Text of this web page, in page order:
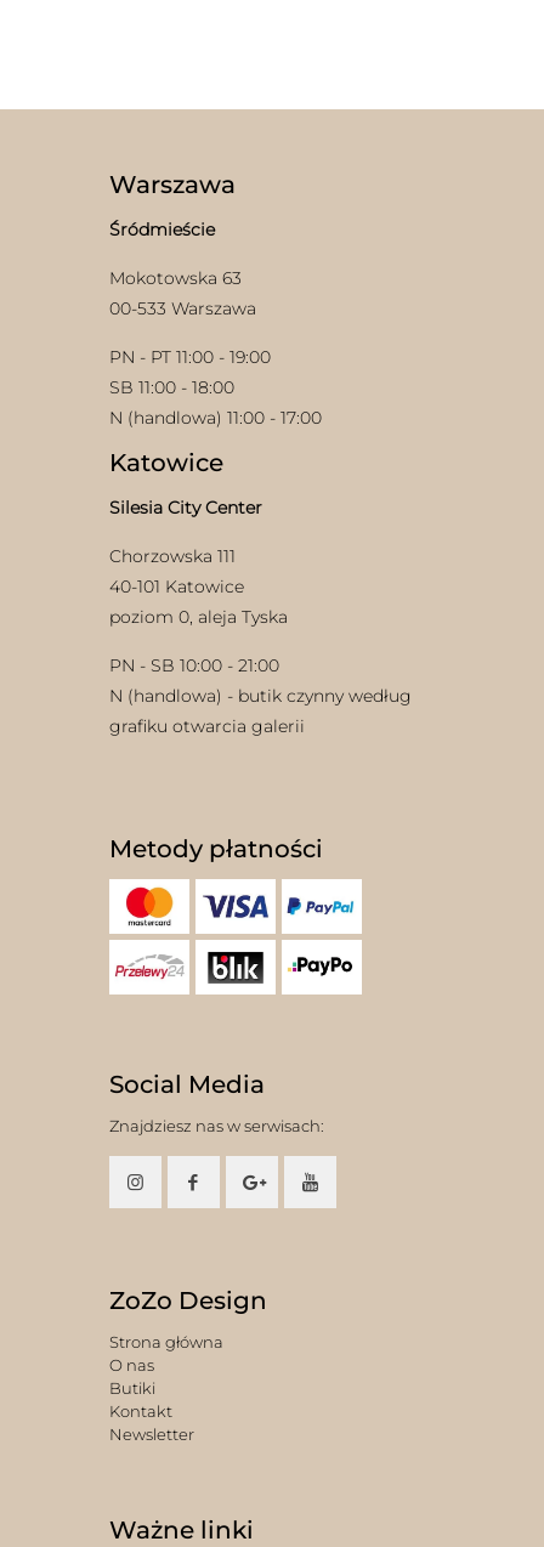
Warszawa
Śródmieście
Mokotowska 63
00-533 Warszawa
PN - PT 11:00 - 19:00
SB 11:00 - 18:00
N (handlowa) 11:00 - 17:00
Katowice
Silesia City Center
Chorzowska 111
40-101 Katowice
poziom 0, aleja Tyska
PN - SB 10:00 - 21:00
N (handlowa) - butik czynny według
grafiku otwarcia galerii
Metody płatności
Social Media
Znajdziesz nas w serwisach:
ZoZo Design
Strona główna
O nas
Butiki
Kontakt
Newsletter
Ważne linki